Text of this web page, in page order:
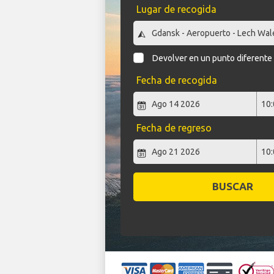
Lugar de recogida
Devolver en un punto diferente
Fecha de recogida
Fecha de regreso
BUSCAR